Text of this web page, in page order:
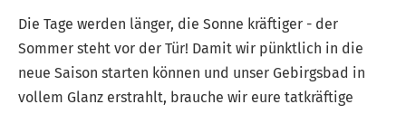
Die Tage werden länger, die Sonne kräftiger - der
Sommer steht vor der Tür! Damit wir pünktlich in die
neue Saison starten können und unser Gebirgsbad in
vollem Glanz erstrahlt, brauche wir eure tatkräftige